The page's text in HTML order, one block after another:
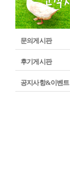
문의게시판
후기게시판
공지사항&이벤트